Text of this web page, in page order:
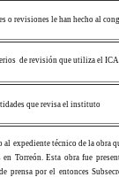
o revisiones le han hecho al
de revisión que utiliza el
que revisa el instituto
al expediente técnico de la obra
en Torreón. Esta obra fue
prensa por el entonces